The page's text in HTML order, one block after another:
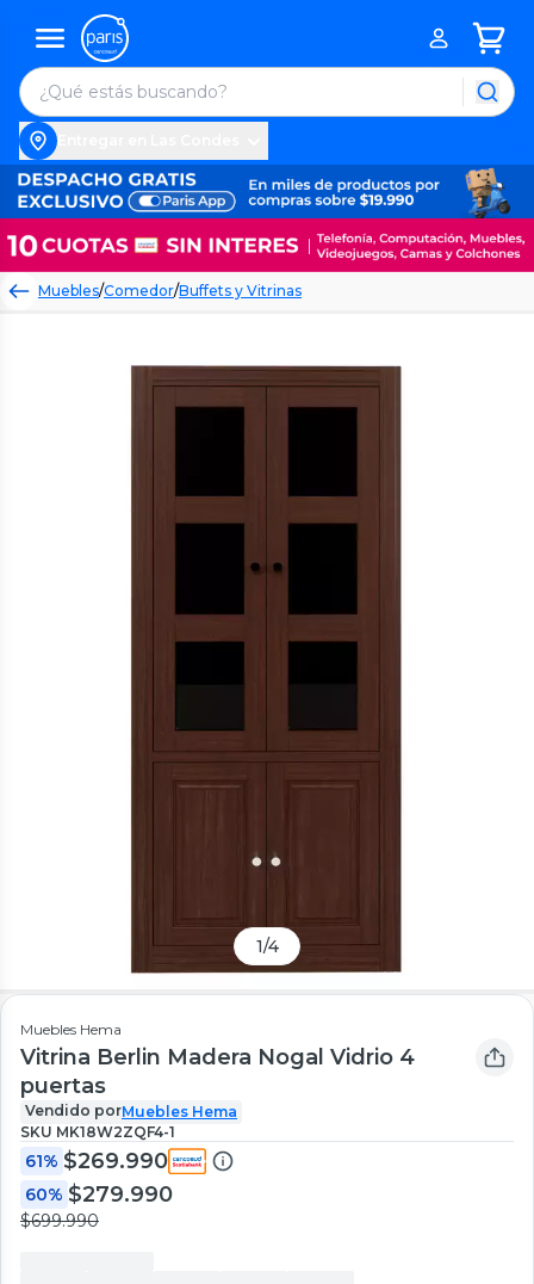
Muebles/Comedor/Buffets y Vitrinas
1/4
Muebles Hema
Vitrina Berlin Madera Nogal Vidrio 4
puertas
Vendido porMuebles Hema
SKU MK18W2ZQF4-1
61% $269.990
60% $279.990
$699.990